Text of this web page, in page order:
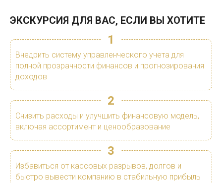
ЭКСКУРСИЯ ДЛЯ ВАС, ЕСЛИ ВЫ ХОТИТЕ
1
Внедрить систему управленческого учета для
полной прозрачности финансов и прогнозирования
доходов
2
Снизить расходы и улучшить финансовую модель,
включая ассортимент и ценообразование
3
Избавиться от кассовых разрывов, долгов и
быстро вывести компанию в стабильную прибыль